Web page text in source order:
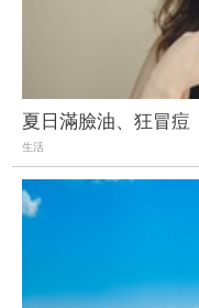
夏日滿臉油、狂冒
生活